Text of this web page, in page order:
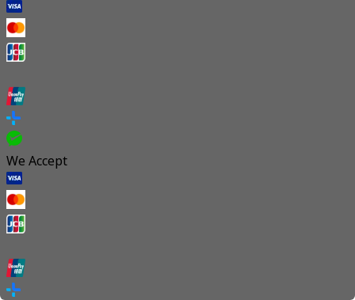
We Accept